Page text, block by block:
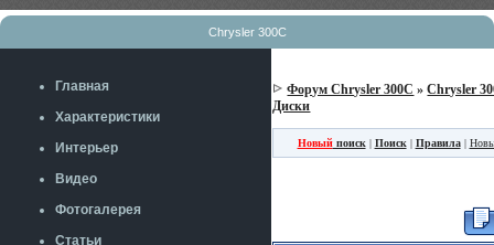
Chrysler 300C
Главная
Характеристики
Интерьер
Видео
Фотогалерея
Статьи
Форум Chrysler 300C »Chrysler
Диски
Новыйпоиск| Поиск| Правила|